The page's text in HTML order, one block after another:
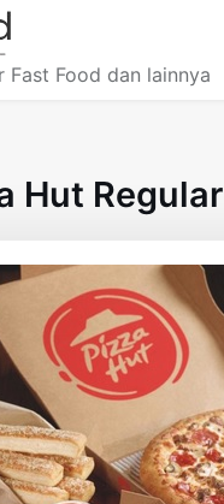
Fast Food dan lainnya
Hut Regular